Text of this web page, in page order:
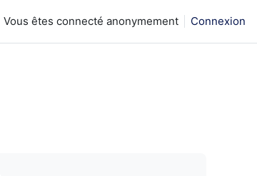
Vous êtes connecté anonymement Connexion